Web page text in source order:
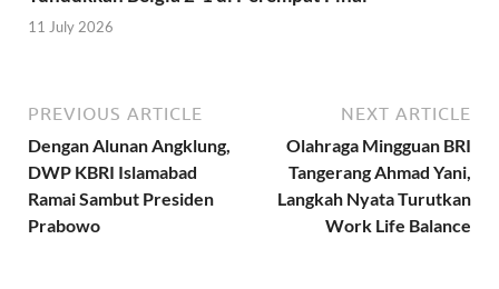
11 July 2026
PREVIOUS ARTICLE
Dengan Alunan Angklung,
DWP KBRI Islamabad
Ramai Sambut Presiden
Prabowo
NEXT ARTICLE
Olahraga Mingguan BRI
Tangerang Ahmad Yani,
Langkah Nyata Turutkan
Work Life Balance